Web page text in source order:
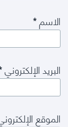
الاسم*
البريد الإلكتروني
الموقع